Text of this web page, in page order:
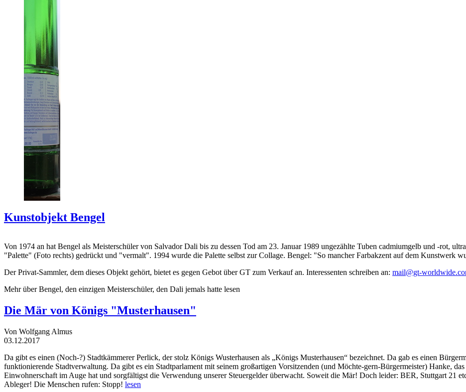
Kunstobjekt Bengel
Von 1974 an hat Bengel als Meisterschüler von Salvador Dali bis zu dessen Tod am 23. Januar 1989 ungezählte Tuben cadmiumgelb und -rot,
"Palette" (Foto rechts) gedrückt und "vermalt". 1994 wurde die Palette selbst zur Collage. Bengel: "So mancher Farbakzent auf dem Kunstwerk
Der Privat-Sammler, dem dieses Objekt gehört, bietet es gegen Gebot über GT zum Verkauf an. Interessenten schreiben an: mail@gt-
Mehr über Bengel, den einzigen Meisterschüler, den Dali jemals hatte lesen
Die Mär von Königs "Musterhausen"
Von Wolfgang Almus
03.12.2017
Da gibt es einen (Noch-?) Stadtkämmerer Perlick, der stolz Königs Wusterhausen als „Königs Musterhausen“ bezeichnet. Da gab es einen
funktionierende Stadtverwaltung. Da gibt es ein Stadtparlament mit seinem großartigen Vorsitzenden (und Möchte-gern-Bürgermeister) Hanke,
Einwohnerschaft im Auge hat und sorgfältigst die Verwendung unserer Steuergelder überwacht. Soweit die Mär! Doch leider: BER, Stuttgart 21
Ableger! Die Menschen rufen: Stopp! lesen